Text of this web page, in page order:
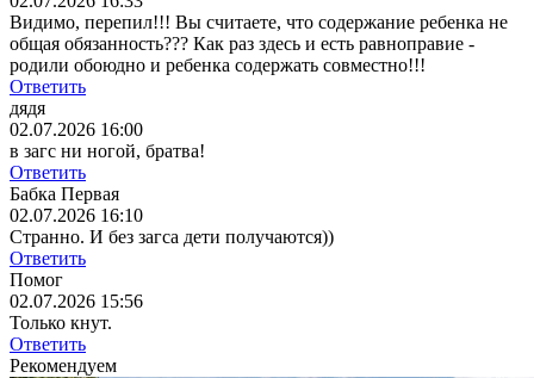
Видимо, перепил!!! Вы считаете, что содержание ребенка не
общая обязанность??? Как раз здесь и есть равноправие -
родили обоюдно и ребенка содержать совместно!!!
Ответить
дядя
02.07.2026 16:00
в загс ни ногой, братва!
Ответить
Бабка Первая
02.07.2026 16:10
Странно. И без загса дети получаются))
Ответить
Помог
02.07.2026 15:56
Только кнут.
Ответить
Рекомендуем